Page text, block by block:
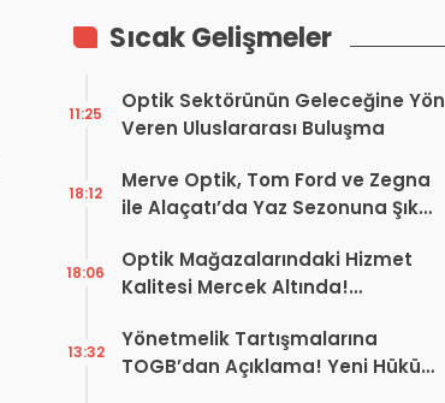
Sıcak Gelişmeler
Optik Sektörünün Geleceğine Yön
Veren Uluslararası Buluşma
11:25
Merve Optik, Tom Ford ve Zegna
ile Alaçatı’da Yaz Sezonuna Şık
18:12
Optik Mağazalarındaki Hizmet
Kalitesi Mercek Altında!
Şekillendirebilir
18:06
Yönetmelik Tartışmalarına
TOGB’dan Açıklama! Yeni Hüküm
13:32